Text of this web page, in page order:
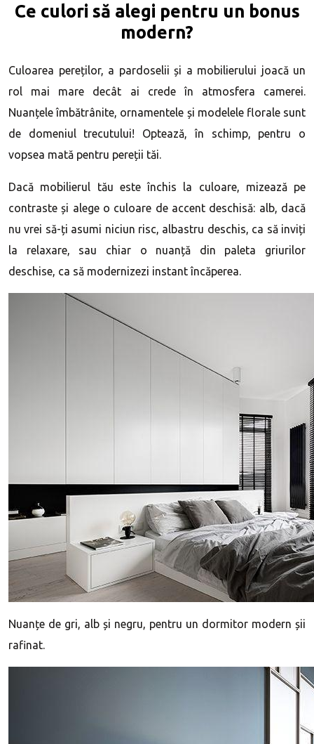
Ce culori să alegi pentru un bonus
modern?
Culoarea pereților, a pardoselii și a mobilierului joacă un
rol mai mare decât ai crede în atmosfera camerei.
Nuanțele îmbătrânite, ornamentele și modelele florale sunt
de domeniul trecutului! Optează, în schimp, pentru o
vopsea mată pentru pereții tăi.
Dacă mobilierul tău este închis la culoare, mizează pe
contraste și alege o culoare de accent deschisă: alb, dacă
nu vrei să-ți asumi niciun risc, albastru deschis, ca să inviți
la relaxare, sau chiar o nuanță din paleta griurilor
deschise, ca să modernizezi instant încăperea.
Nuanțe de gri, alb și negru, pentru un dormitor modern șii
rafinat.